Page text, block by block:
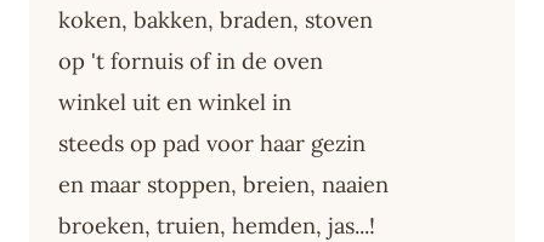
koken, bakken, braden, stoven
op 't fornuis of in de oven
winkel uit en winkel in
steeds op pad voor haar gezin
en maar stoppen, breien, naaien
broeken, truien, hemden, jas...!